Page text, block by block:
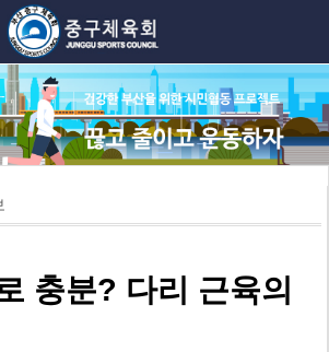
충분? 다리 근육의